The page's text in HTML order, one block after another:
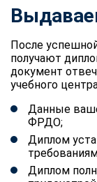
После
получают
документ
учебного
Данные
ФРДО;
Диплом
Диплом